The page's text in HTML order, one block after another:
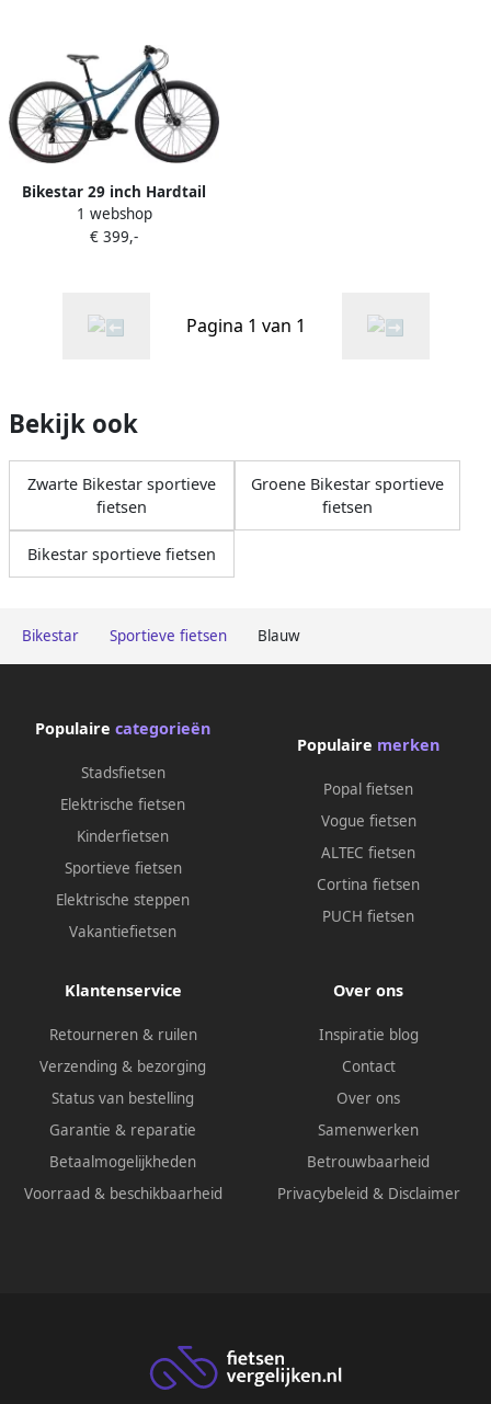
Bikestar Sportieve fietsen Blauw
Bikestar 29 inch Hardtail
Alu MTB 21 speed blauw
grijs
1 webshop
€ 399,-
Pagina 1 van 1
Bekijk ook
Zwarte Bikestar sportieve
fietsen
Groene Bikestar sportieve
fietsen
Bikestar sportieve fietsen
Populaire categorieën
Stadsfietsen
Elektrische fietsen
Kinderfietsen
Sportieve fietsen
Elektrische steppen
Vakantiefietsen
Populaire merken
Popal fietsen
Vogue fietsen
ALTEC fietsen
Cortina fietsen
PUCH fietsen
Klantenservice
Retourneren & ruilen
Verzending & bezorging
Status van bestelling
Garantie & reparatie
Betaalmogelijkheden
Voorraad & beschikbaarheid
Over ons
Inspiratie blog
Contact
Over ons
Samenwerken
Betrouwbaarheid
Privacybeleid & Disclaimer